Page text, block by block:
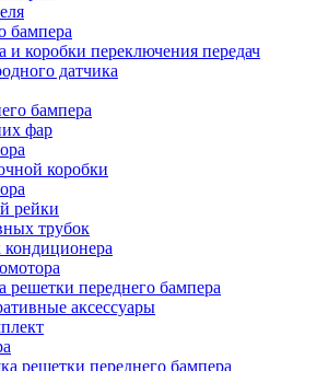
бампера
и коробки переключения передач
датчика
бампера
фар
коробки
рейки
трубок
кондиционера
решетки переднего бампера
аксессуары
решетки переднего бампера